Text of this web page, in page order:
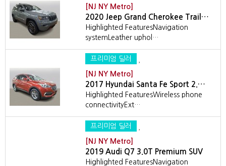
[NJ NY Metro]
2020 Jeep Grand Cherokee Trail…
Highlighted FeaturesNavigation
systemLeather uphol…
프리미엄 딜러
[NJ NY Metro]
2017 Hyundai Santa Fe Sport 2.…
Highlighted FeaturesWireless phone
connectivityExt…
프리미엄 딜러
[NJ NY Metro]
2019 Audi Q7 3.0T Premium SUV
Highlighted FeaturesNavigation